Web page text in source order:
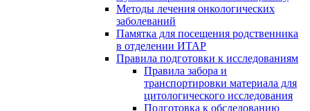
Методы лечения онкологических
заболеваний
Памятка для посещения родственника
в отделении ИТАР
Правила подготовки к исследованиям
Правила забора и
транспортировки материала для
цитологического исследования
Подготовка к обследованию